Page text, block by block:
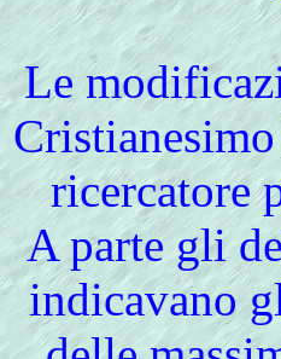
Le
ricercatore
Aparte gli
indicavano